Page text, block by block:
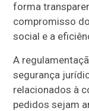
forma
compromisso
social e a
A
segurança
relacionados à
pedidos sejam